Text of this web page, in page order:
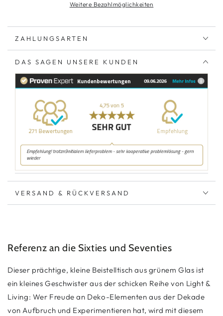
Weitere Bezahlmöglichkeiten
ZAHLUNGSARTEN
DAS SAGEN UNSERE KUNDEN
VERSAND & RÜCKVERSAND
Referenz an die Sixties und Seventies
Dieser prächtige, kleine Beistelltisch aus grünem Glas ist
ein kleines Geschwister aus der schicken Reihe von Light &
Living: Wer Freude an Deko-Elementen aus der Dekade
von Aufbruch und Experimentieren hat, wird mit diesem